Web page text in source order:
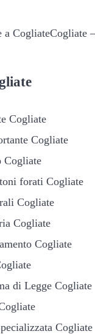
Cogliate
Cogliate
Cogliate
Cogliate
forati Cogliate
Cogliate
Cogliate
Cogliate
di Legge Cogliate
Cogliate